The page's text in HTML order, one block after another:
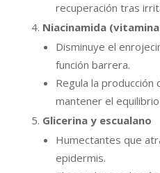
recuperación tras
Niacinamida
Disminuye el
función barrera.
Regula la producción
mantener el
Glicerina y escualano
Humectantes que
epidermis.